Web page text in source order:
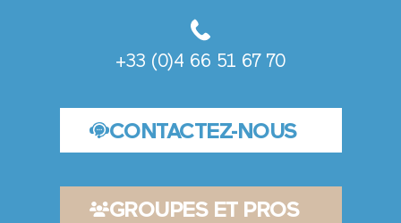
+33 (0)4 66 51 67 70
CONTACTEZ-NOUS
GROUPES ET PROS